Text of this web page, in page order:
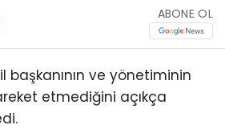
ABONE OL
başkanının ve yönetiminin
etmediğini açıkça